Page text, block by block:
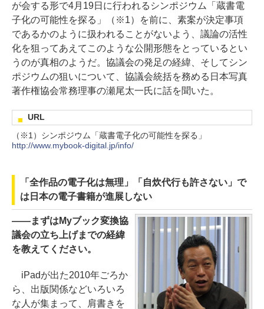
が会する形で4月19日に行われるシンポジウム「蔵書電
子化の可能性を探る」（※1）を前に、素案が決定事項
であるかのように扱われることがないよう、議論の活性
化を狙ってあえてこのような公開形態をとっているとい
うのが真相のようだ。協議会の発足の経緯、そしてシン
ポジウムの狙いについて、協議会統括を務める日本写真
著作権協会常務理事の瀬尾太一氏に話を聞いた。
URL
（※1）シンポジウム「蔵書電子化の可能性を探る」
http://www.mybook-digital.jp/info/
「全作品の電子化は無理」「自炊代行も許さない」で
は日本の電子書籍が進展しない
――まずはMyブック変換協
議会の立ち上げまでの経緯
を教えてください。
iPadが出た2010年ごろか
ら、出版関係などいろいろ
な人が集まって、肩書きを